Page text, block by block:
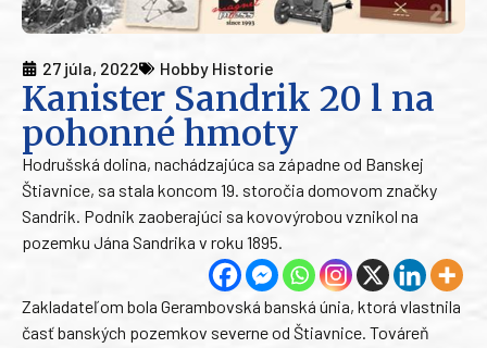
27 júla, 2022 Hobby Historie
Kanister Sandrik 20 l na
pohonné hmoty
Hodrušská dolina, nachádzajúca sa západne od Banskej
Štiavnice, sa stala koncom 19. storočia domovom značky
Sandrik. Podnik zaoberajúci sa kovovýrobou vznikol na
pozemku Jána Sandrika v roku 1895.
Zakladateľom bola Gerambovská banská únia, ktorá vlastnila
časť banských pozemkov severne od Štiavnice. Továreň